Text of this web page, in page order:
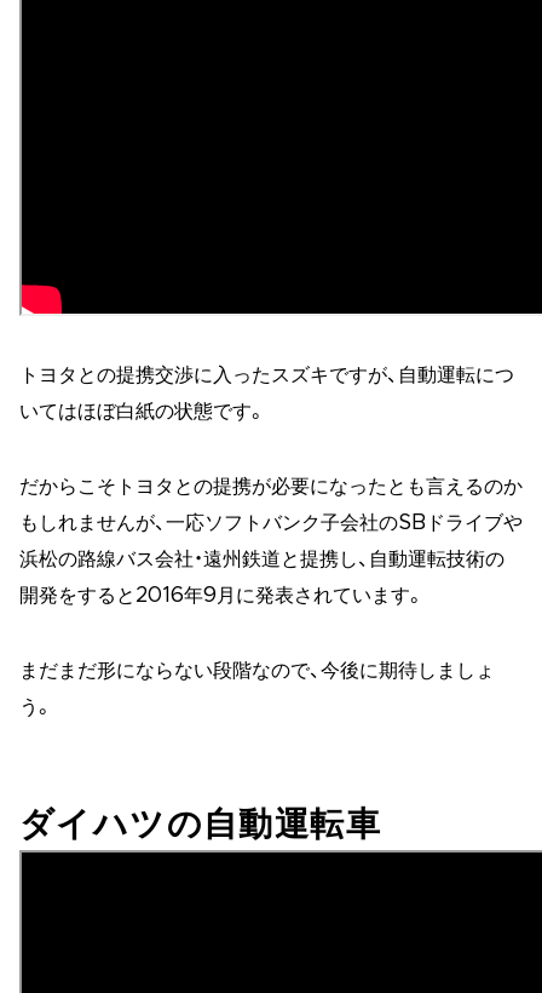
トヨタとの提携交渉に入ったスズキですが、自動運転につ
いてはほぼ白紙の状態です。
だからこそトヨタとの提携が必要になったとも言えるのか
もしれませんが、一応ソフトバンク子会社のSBドライブや
浜松の路線バス会社・遠州鉄道と提携し、自動運転技術の
開発をすると2016年9月に発表されています。
まだまだ形にならない段階なので、今後に期待しましょ
う。
ダイハツの自動運転車